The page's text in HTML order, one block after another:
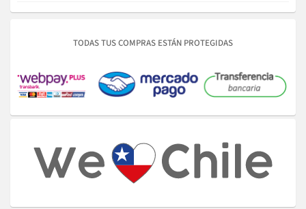
TODAS TUS COMPRAS ESTÁN PROTEGIDAS